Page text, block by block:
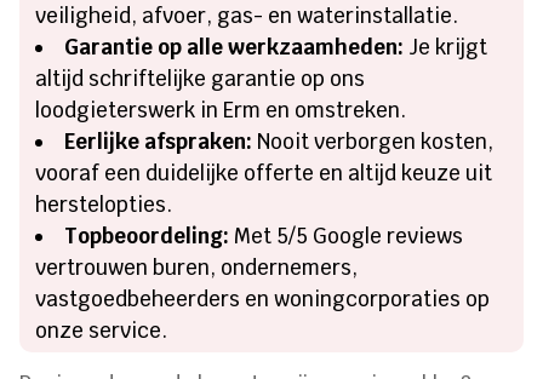
veiligheid, afvoer, gas- en waterinstallatie.
Garantie op alle werkzaamheden: Je krijgt
altijd schriftelijke garantie op ons
loodgieterswerk in Erm en omstreken.
Eerlijke afspraken: Nooit verborgen kosten,
vooraf een duidelijke offerte en altijd keuze uit
herstelopties.
Topbeoordeling: Met 5/5 Google reviews
vertrouwen buren, ondernemers,
vastgoedbeheerders en woningcorporaties op
onze service.